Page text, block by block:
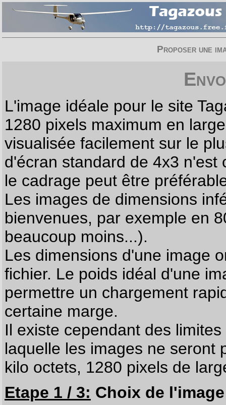
Proposer une
L'image idéale pour le site
1280 pixels maximum en
visualisée facilement sur le
d'écran standard de 4x3
le cadrage peut être
Les images de dimensions
bienvenues, par exemple en
beaucoup moins...).
Les dimensions d'une image
fichier. Le poids idéal d'une
permettre un chargement
certaine marge.
Il existe cependant des
laquelle les images ne seront
kilo octets, 1280 pixels de
Etape 1 / 3: Choix de